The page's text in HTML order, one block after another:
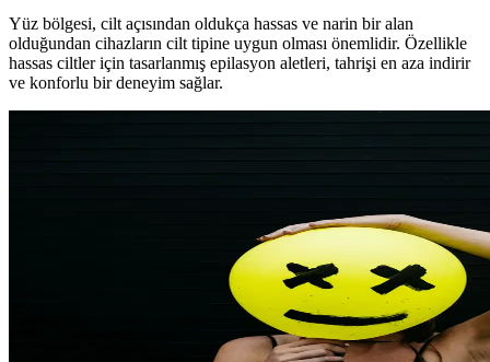
Yüz bölgesi, cilt açısından oldukça hassas ve narin bir alan
olduğundan cihazların cilt tipine uygun olması önemlidir. Özellikle
hassas ciltler için tasarlanmış epilasyon aletleri, tahrişi en aza indirir
ve konforlu bir deneyim sağlar.